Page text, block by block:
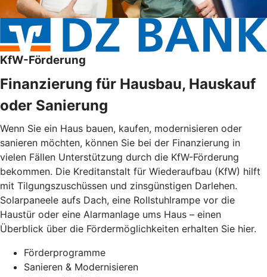
KfW-Förderung
Finanzierung für Hausbau, Hauskauf
oder Sanierung
Wenn Sie ein Haus bauen, kaufen, modernisieren oder
sanieren möchten, können Sie bei der Finanzierung in
vielen Fällen Unterstützung durch die KfW-Förderung
bekommen. Die Kreditanstalt für Wiederaufbau (KfW) hilft
mit Tilgungszuschüssen und zinsgünstigen Darlehen.
Solarpaneele aufs Dach, eine Rollstuhlrampe vor die
Haustür oder eine Alarmanlage ums Haus – einen
Überblick über die Fördermöglichkeiten erhalten Sie hier.
Förderprogramme
Sanieren & Modernisieren